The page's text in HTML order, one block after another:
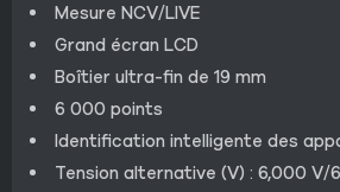
Mesure NCV/LIVE
Grand écran LCD
Boîtier ultra-fin de 19 mm
6 000 points
Identification intelligente des
Tension alternative (V) : 6,000 V/